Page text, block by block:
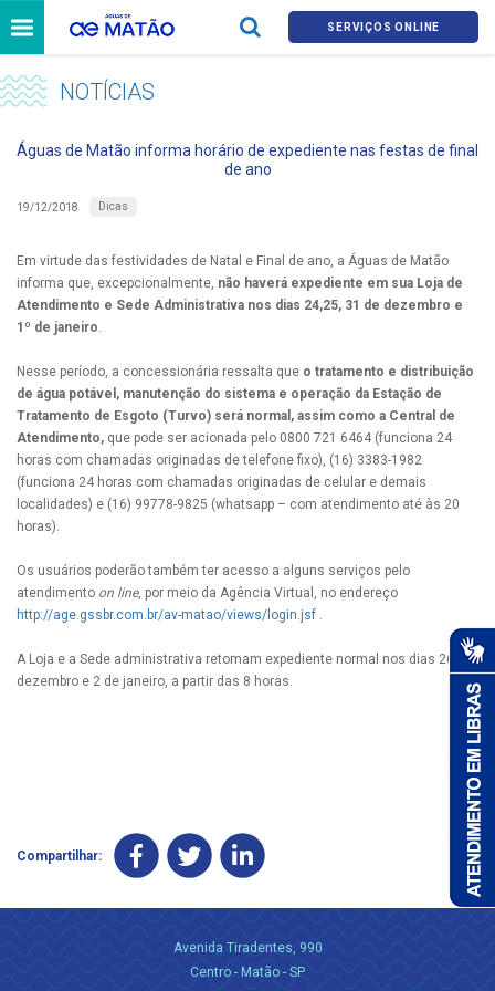
SERVIÇOS ONLINE
NOTÍCIAS
Águas de Matão informa horário de expediente nas festas de final
de ano
19/12/2018 Dicas
Em virtude das festividades de Natal e Final de ano, a Águas de Matão
informa que, excepcionalmente, não haverá expediente em sua Loja de
Atendimento e Sede Administrativa nos dias 24,25, 31 de dezembro e
1º de janeiro.
Nesse período, a concessionária ressalta que o tratamento e distribuição
de água potável, manutenção do sistema e operação da Estação de
Tratamento de Esgoto (Turvo) será normal, assim como a Central de
Atendimento, que pode ser acionada pelo 0800 721 6464 (funciona 24
horas com chamadas originadas de telefone fixo), (16) 3383-1982
(funciona 24 horas com chamadas originadas de celular e demais
localidades) e (16) 99778-9825 (whatsapp – com atendimento até às 20
horas).
Os usuários poderão também ter acesso a alguns serviços pelo
atendimento on line, por meio da Agência Virtual, no endereço
http://age.gssbr.com.br/av-matao/views/login.jsf .
A Loja e a Sede administrativa retomam expediente normal nos dias 26 de
dezembro e 2 de janeiro, a partir das 8 horas.
Compartilhar:
Avenida Tiradentes, 990
Centro - Matão - SP